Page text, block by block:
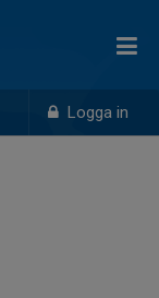
Logga in